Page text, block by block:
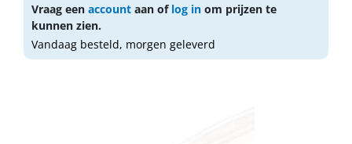
Vraag een account aan of log in om prijzen te
kunnen zien.
Vandaag besteld, morgen geleverd